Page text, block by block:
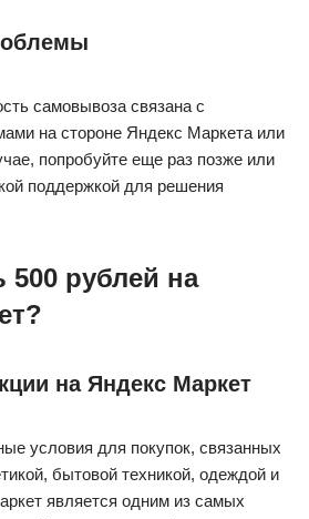
самовывоза связана с
на стороне Яндекс Маркета или
попробуйте еще раз позже или
поддержкой для решения
500 рублей на
на Яндекс Маркет
условия для покупок, связанных
бытовой техникой, одеждой и
является одним из самых